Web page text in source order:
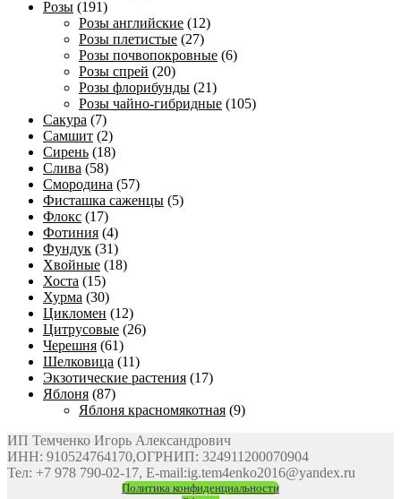
Розы (191)
Розы английские (12)
Розы плетистые (27)
Розы почвопокровные (6)
Розы спрей (20)
Розы флорибунды (21)
Розы чайно-гибридные (105)
Сакура (7)
Самшит (2)
Сирень (18)
Слива (58)
Смородина (57)
Фисташка саженцы (5)
Флокс (17)
Фотиния (4)
Фундук (31)
Хвойные (18)
Хоста (15)
Хурма (30)
Цикломен (12)
Цитрусовые (26)
Черешня (61)
Шелковица (11)
Экзотические растения (17)
Яблоня (87)
Яблоня красномякотная (9)
ИП Темченко Игорь Александрович
ИНН: 910524764170,ОГРНИП: 324911200070904
Тел: +7 978 790-02-17, E-mail:ig.tem4enko2016@yandex.ru
Политика конфиденциальности